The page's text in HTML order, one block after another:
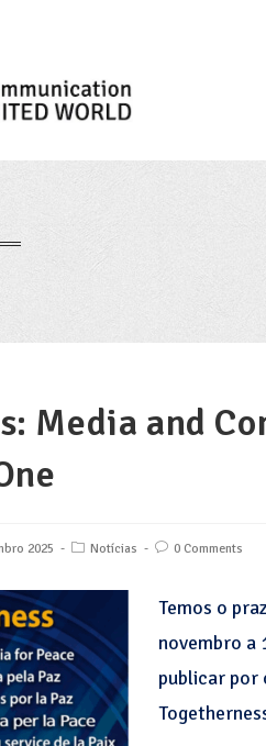
Media and
2025 Notícias 0 Comments
Temos o
novembro a
publicar por